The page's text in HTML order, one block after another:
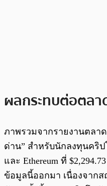
ผลกระทบต่อตลา
ภาพรวมจากรายงานตลา
ด่าน” สำหรับนักลงทุนคริป
และ Ethereum ที่
ข้อมูลนี้ออกมา เนื่องจาก